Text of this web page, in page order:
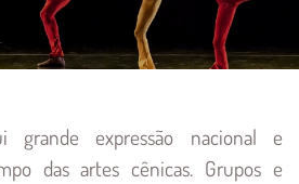
grande expressão nacional e
das artes cênicas. Grupos e